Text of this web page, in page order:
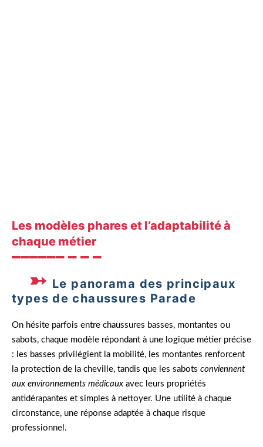
Les modèles phares et l’adaptabilité à
chaque métier
Le panorama des principaux
types de chaussures Parade
On hésite parfois entre chaussures basses, montantes ou
sabots, chaque modèle répondant à une logique métier précise
: les basses privilégient la mobilité, les montantes renforcent
la protection de la cheville, tandis que les sabots conviennent
aux environnements médicaux avec leurs propriétés
antidérapantes et simples à nettoyer. Une utilité à chaque
circonstance, une réponse adaptée à chaque risque
professionnel.